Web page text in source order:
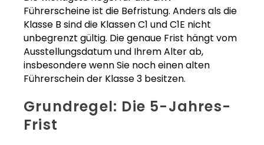
Führerscheine ist die Befristung. Anders als die
Klasse B sind die Klassen C1 und C1E nicht
unbegrenzt gültig. Die genaue Frist hängt vom
Ausstellungsdatum und Ihrem Alter ab,
insbesondere wenn Sie noch einen alten
Führerschein der Klasse 3 besitzen.
Grundregel: Die 5-Jahres-
Frist